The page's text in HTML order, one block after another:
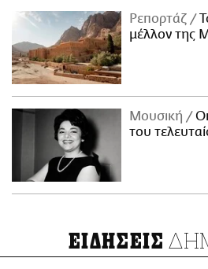
Ρεπορτάζ
μέλλον της
Μουσική
του
ΕΙΔΗΣΕΙΣ